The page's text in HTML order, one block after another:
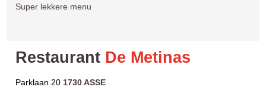
Super lekkere menu
Restaurant De Metinas
Parklaan 201730 ASSE